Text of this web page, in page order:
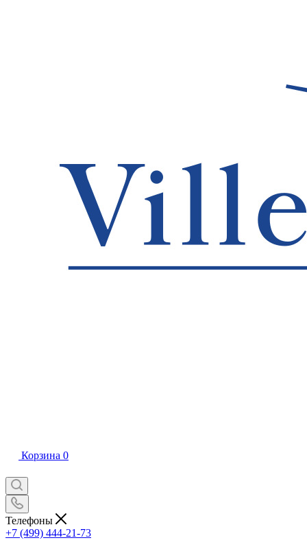
Корзина 0
Телефоны
+7 (499) 444-21-73